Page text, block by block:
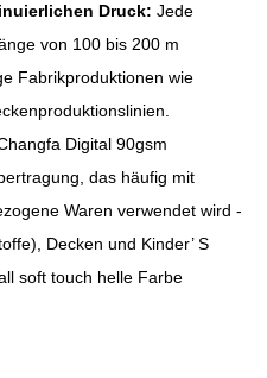
Druck: Jede
von 100 bis 200 m
Fabrikproduktionen wie
Digital 90gsm
das häufig mit
Waren verwendet wird -
Decken und Kinder’ S
soft touch helle Farbe